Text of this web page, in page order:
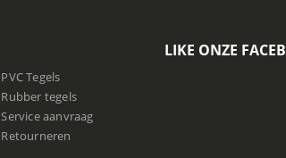
PVC Tegels
Rubber tegels
Service aanvraag
Retourneren
LIKE ONZE